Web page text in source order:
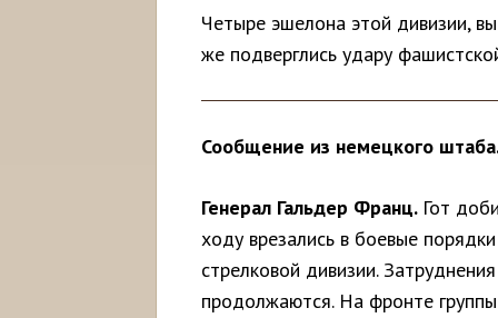
Четыре эшелона этой дивизии,
же подверглись удару
Сообщение из немецкого
Генерал Гальдер Франц. Гот
ходу врезались в боевые
стрелковой дивизии.
продолжаются. На фронте